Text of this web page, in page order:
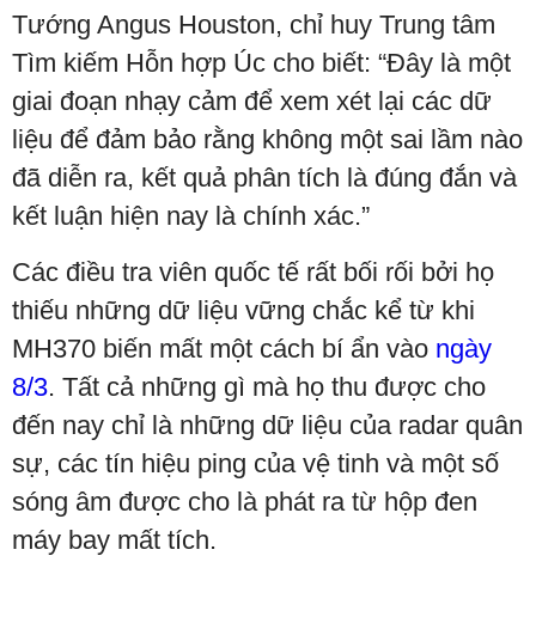
Tướng Angus Houston, chỉ huy Trung tâm
Tìm kiếm Hỗn hợp Úc cho biết: “Đây là một
giai đoạn nhạy cảm để xem xét lại các dữ
liệu để đảm bảo rằng không một sai lầm nào
đã diễn ra, kết quả phân tích là đúng đắn và
kết luận hiện nay là chính xác.”
Các điều tra viên quốc tế rất bối rối bởi họ
thiếu những dữ liệu vững chắc kể từ khi
MH370 biến mất một cách bí ẩn vào ngày
8/3. Tất cả những gì mà họ thu được cho
đến nay chỉ là những dữ liệu của radar quân
sự, các tín hiệu ping của vệ tinh và một số
sóng âm được cho là phát ra từ hộp đen
máy bay mất tích.